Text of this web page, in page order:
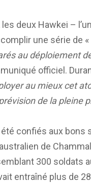
deux Hawkei –
une série de «
au déploiement
officiel.
au mieux cet
de la pleine
confiés aux
de
300 soldats
entraîné plus de